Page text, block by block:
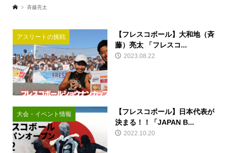
斉藤亮太
アスリートの挑戦
【フレスコボール】大和地（斉
藤）亮太 「フレスコ...
2023.08.22
大会・イベント情報
【フレスコボール】日本代表が
決まる！！「JAPAN B...
2022.10.20